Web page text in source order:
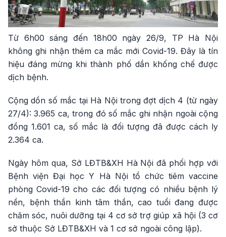
Từ 6h00 sáng đến 18h00 ngày 26/9, TP Hà Nội
không ghi nhận thêm ca mắc mới Covid-19. Đây là tín
hiệu đáng mừng khi thành phố dần khống chế được
dịch bệnh.
Cộng dồn số mắc tại Hà Nội trong đợt dịch 4 (từ ngày
27/4): 3.965 ca, trong đó số mắc ghi nhận ngoài cộng
đồng 1.601 ca, số mắc là đối tượng đã được cách ly
2.364 ca.
Ngày hôm qua, Sở LĐTB&XH Hà Nội đã phối hợp với
Bệnh viện Đại học Y Hà Nội tổ chức tiêm vaccine
phòng Covid-19 cho các đối tượng có nhiều bệnh lý
nền, bệnh thần kinh tâm thần, cao tuổi đang được
chăm sóc, nuôi dưỡng tại 4 cơ sở trợ giúp xã hội (3 cơ
sở thuộc Sở LĐTB&XH và 1 cơ sở ngoài công lập).